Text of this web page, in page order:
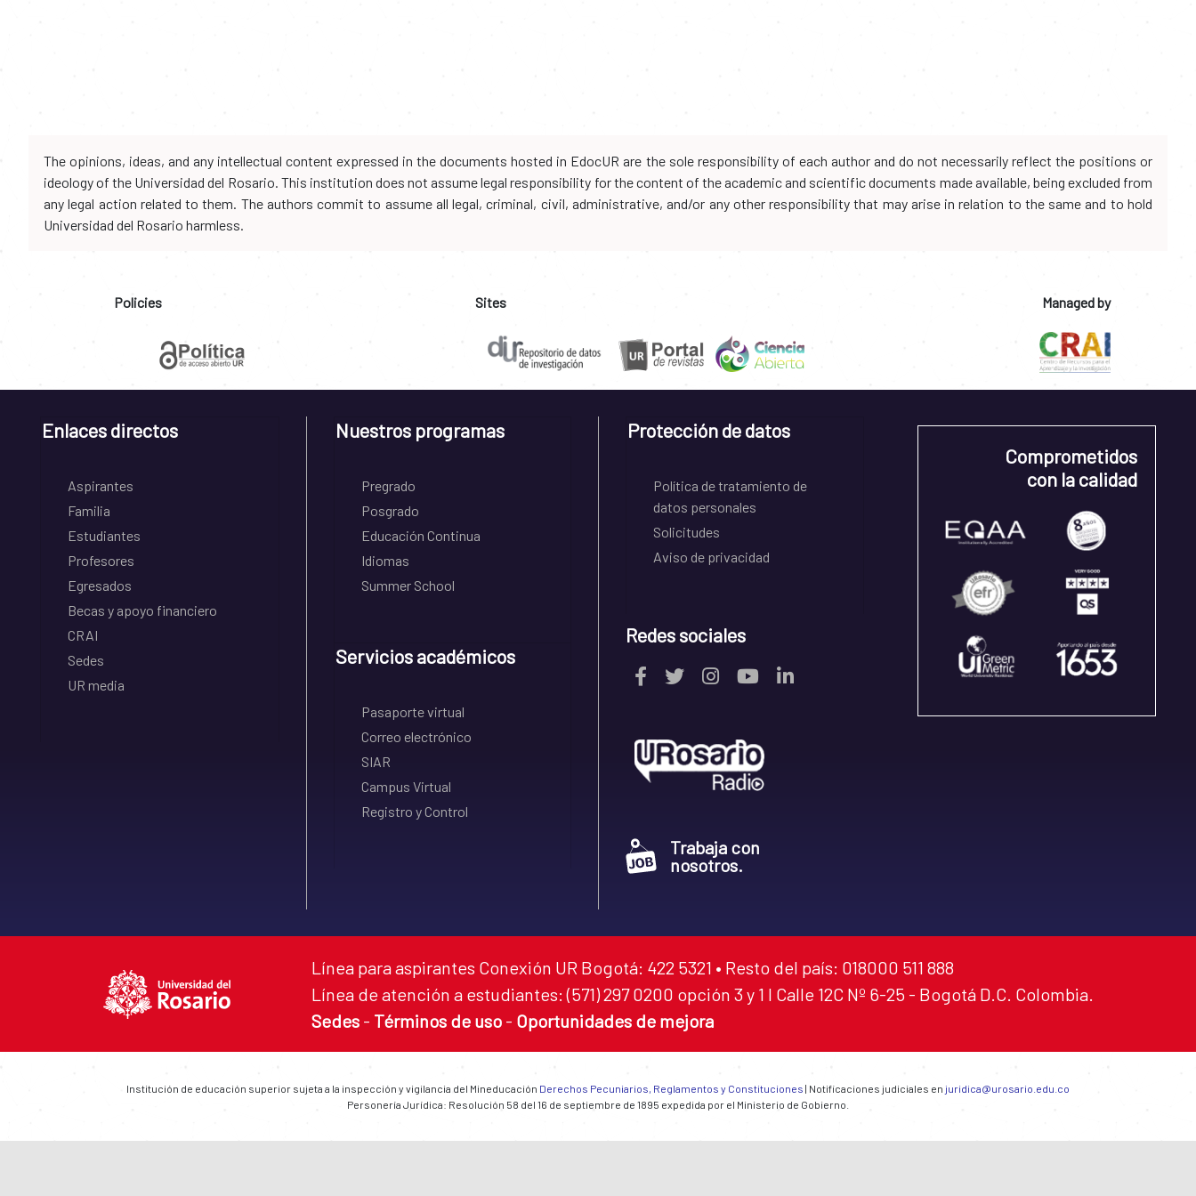
The opinions, ideas, and any intellectual content expressed in the documents hosted in EdocUR are the sole responsibility of each author and do not necessarily reflect the positions or
ideology of the Universidad del Rosario. This institution does not assume legal responsibility for the content of the academic and scientific documents made available, being excluded from
any legal action related to them. The authors commit to assume all legal, criminal, civil, administrative, and/or any other responsibility that may arise in relation to the same and to hold
Universidad del Rosario harmless.
Policies Sites Managed by
Enlaces directos
Aspirantes
Familia
Estudiantes
Profesores
Egresados
Becas y apoyo financiero
CRAI
Sedes
UR media
Nuestros programas
Pregrado
Posgrado
Educación Continua
Idiomas
Summer School
Servicios académicos
Pasaporte virtual
Correo electrónico
SIAR
Campus Virtual
Registro y Control
Protección de datos
Política de tratamiento de
datos personales
Solicitudes
Aviso de privacidad
Redes sociales
Trabaja con
nosotros.
Comprometidos
con la calidad
Línea para aspirantes Conexión UR Bogotá: 422 5321 • Resto del país: 018000 511 888
Línea de atención a estudiantes: (571) 297 0200 opción 3 y 1 I Calle 12C Nº 6-25 - Bogotá D.C. Colombia.
Sedes - Términos de uso - Oportunidades de mejora
Institución de educación superior sujeta a la inspección y vigilancia del Mineducación Derechos Pecuniarios, Reglamentos y Constituciones | Notificaciones judiciales en juridica@urosario.edu.co
Personería Jurídica: Resolución 58 del 16 de septiembre de 1895 expedida por el Ministerio de Gobierno.